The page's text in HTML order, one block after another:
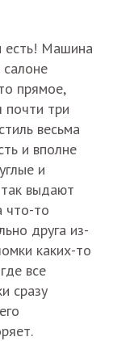
есть! Машина
прямое,
почти три
весьма
и вполне
и
выдают
что-то
друга из-
каких-то
все
сразу